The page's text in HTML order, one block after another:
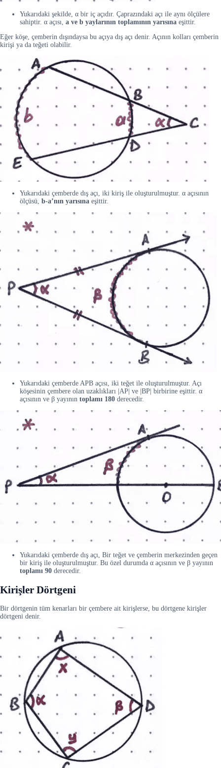
Yukarıdaki şekilde, α bir iç açıdır. Çaprazındaki açı ile aynı ölçülere
sahiptir. α açısı, a ve b yaylarının toplamının yarısına eşittir.
Eğer köşe, çemberin dışındaysa bu açıya dış açı denir. Açının kolları çemberin
kirişi ya da teğeti olabilir.
Yukarıdaki çemberde dış açı, iki kiriş ile oluşturulmuştur. α açısının
ölçüsü, b-a’nın yarısına eşittir.
Yukarıdaki çemberde APB açısı, iki teğet ile oluşturulmuştur. Açı
köşesinin çembere olan uzaklıkları |AP| ve |BP| birbirine eşittir. α
açısının ve β yayının toplamı 180 derecedir.
Yukarıdaki çemberde dış açı, Bir teğet ve çemberin merkezinden geçen
bir kiriş ile oluşturulmuştur. Bu özel durumda α açısının ve β yayının
toplamı 90 derecedir.
Kirişler Dörtgeni
Bir dörtgenin tüm kenarları bir çembere ait kirişlerse, bu dörtgene kirişler
dörtgeni denir.